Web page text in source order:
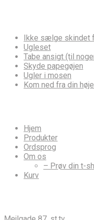
Ikke sælge skindet
Ugleset
Tabe ansigt (til
Skyde papegøjen
Ugler i mosen
Kom ned fra din
Hjem
Produkter
Ordsprog
Om os
– Prøv din t-
Kurv